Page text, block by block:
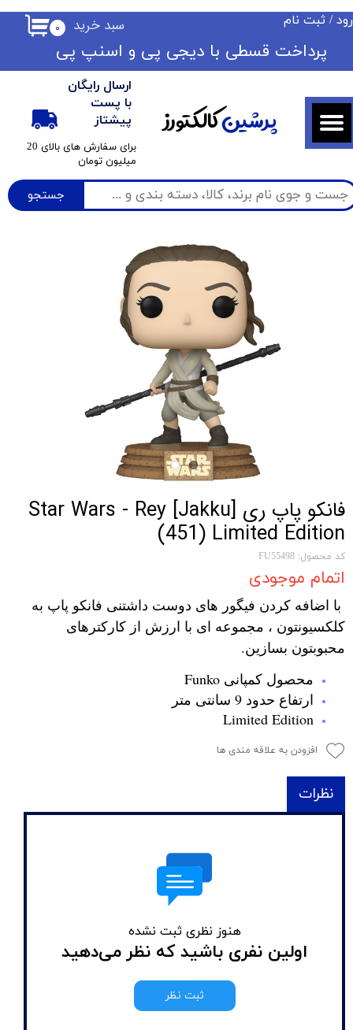
جستجو
ارسال رایگان
با پست
پیشتاز
​برای سفارش های بالای 20
میلیون تومان
۰ سبد خرید / ثبت نام
حساب کاربری من
تغییر گذر واژه
سفارشات
خروج از حساب کاربری
​​پرداخت قسطی با دیجی پی ​​​​​​​و اسنپ پی
پرشینکالکتورز
فانکو پاپ ری Star Wars - Rey [Jakku]
(451) Limited Edition
کد محصول: FU55498
اتمام موجودی
با اضافه کردن فیگور های دوست داشتنی فانکو پاپ به
کلکسیونتون ، مجموعه ای با ارزش از کارکترهای
محبوبتون بسازین.
محصول کمپانی Funko
ارتفاع حدود 9 سانتی متر
Limited Edition
افزودن به علاقه مندی ها
نظرات
هنوز نظری ثبت نشده
اولین نفری باشید که نظر می‌دهید
ثبت نظر